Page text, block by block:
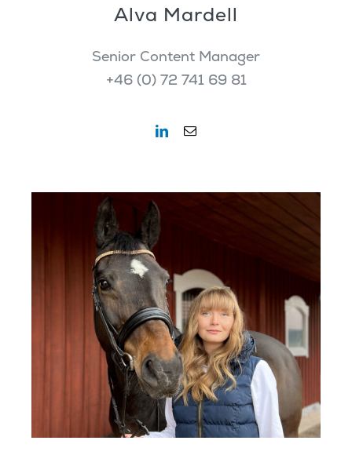
Alva Mardell
Senior Content Manager
+46 (0) 72 741 69 81